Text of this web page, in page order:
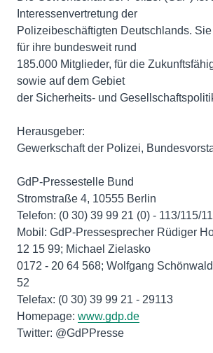
Interessenvertretung der
Polizeibeschäftigten Deutschlands.
für ihre bundesweit rund
185.000 Mitglieder, für die
sowie auf dem Gebiet
der Sicherheits- und
Herausgeber:
Gewerkschaft der Polizei,
GdP-Pressestelle Bund
Stromstraße 4, 10555 Berlin
Telefon: (0 30) 39 99 21 (0) - 113/115/
Mobil: GdP-Pressesprecher Rüdiger
12 15 99; Michael Zielasko
0172 - 20 64 568; Wolfgang
52
Telefax: (0 30) 39 99 21 - 29113
Homepage: www.gdp.de
Twitter: @GdPPresse